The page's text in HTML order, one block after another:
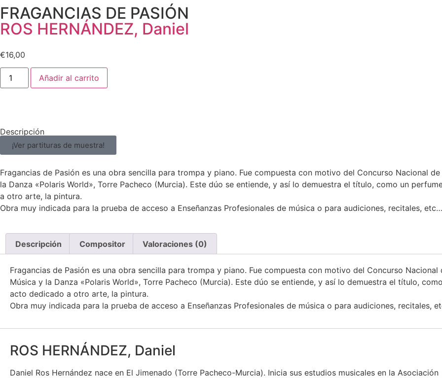
FRAGANCIAS DE PASIÓN
ROS HERNÁNDEZ, Daniel
€16,00
Añadir al carrito
Descripción
¡Ver partituras de muestra!
Fragancias de Pasión es una obra sencilla para trompa y piano. Fue compuesta con motivo del Concurso Nacional
la Danza «Polaris World», Torre Pacheco (Murcia). Este dúo se entiende, y así lo demuestra el título, como un
a otro arte, la pintura.
Obra muy indicada para la prueba de acceso a Enseñanzas Profesionales de música o para audiciones, recitales, etc…
Descripción Compositor Valoraciones (0)
Fragancias de Pasión es una obra sencilla para trompa y piano. Fue compuesta con motivo del Concurso
Música y la Danza «Polaris World», Torre Pacheco (Murcia). Este dúo se entiende, y así lo demuestra el título,
acto dedicado a otro arte, la pintura.
Obra muy indicada para la prueba de acceso a Enseñanzas Profesionales de música o para audiciones, recitales,
ROS HERNÁNDEZ, Daniel
Daniel Ros Hernández nace en El Jimenado (Torre Pacheco-Murcia). Inicia sus estudios musicales en la Asociación